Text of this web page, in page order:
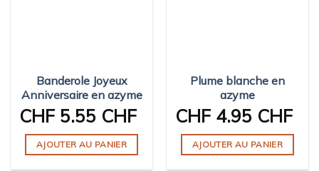
Banderole Joyeux
Anniversaire en azyme
CHF 5.55 CHF
AJOUTER AU PANIER
Plume blanche en
azyme
CHF 4.95 CHF
AJOUTER AU PANIER